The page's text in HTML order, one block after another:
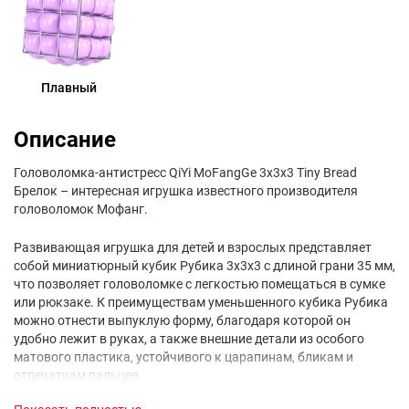
Плавный
Описание
Головоломка-антистресс QiYi MoFangGe 3x3x3 Tiny Bread
Брелок – интересная игрушка известного производителя
головоломок Мофанг.
Развивающая игрушка для детей и взрослых представляет
собой миниатюрный кубик Рубика 3х3x3 с длиной грани 35 мм,
что позволяет головоломке с легкостью помещаться в сумке
или рюкзаке. К преимуществам уменьшенного кубика Рубика
можно отнести выпуклую форму, благодаря которой он
удобно лежит в руках, а также внешние детали из особого
матового пластика, устойчивого к царапинам, бликам и
отпечаткам пальцев.